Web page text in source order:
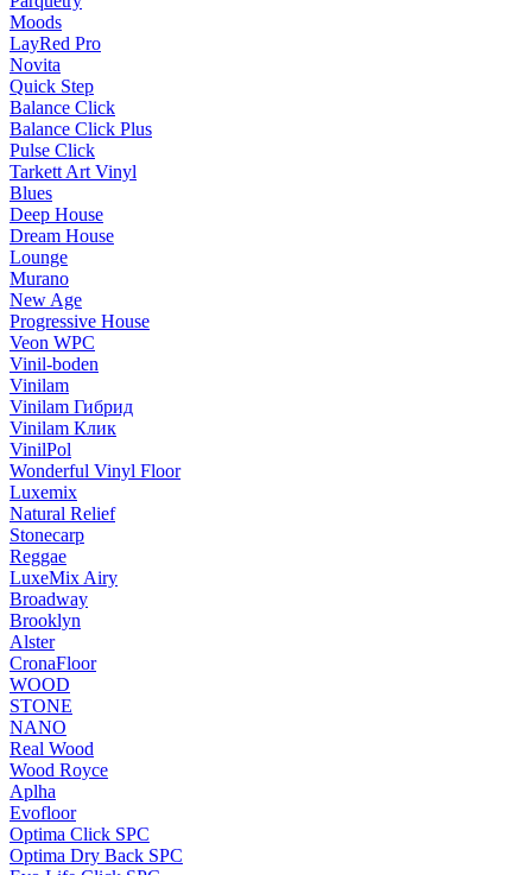
Moods
LayRed Pro
Novita
Quick Step
Balance Click
Balance Click Plus
Pulse Click
Tarkett Art Vinyl
Blues
Deep House
Dream House
Lounge
Murano
New Age
Progressive House
Veon WPC
Vinil-boden
Vinilam
Vinilam Гибрид
Vinilam Клик
VinilPol
Wonderful Vinyl Floor
Luxemix
Natural Relief
Stonecarp
Reggae
LuxeMix Airy
Broadway
Brooklyn
Alster
CronaFloor
WOOD
STONE
NANO
Real Wood
Wood Royce
Aplha
Evofloor
Optima Click SPC
Optima Dry Back SPC